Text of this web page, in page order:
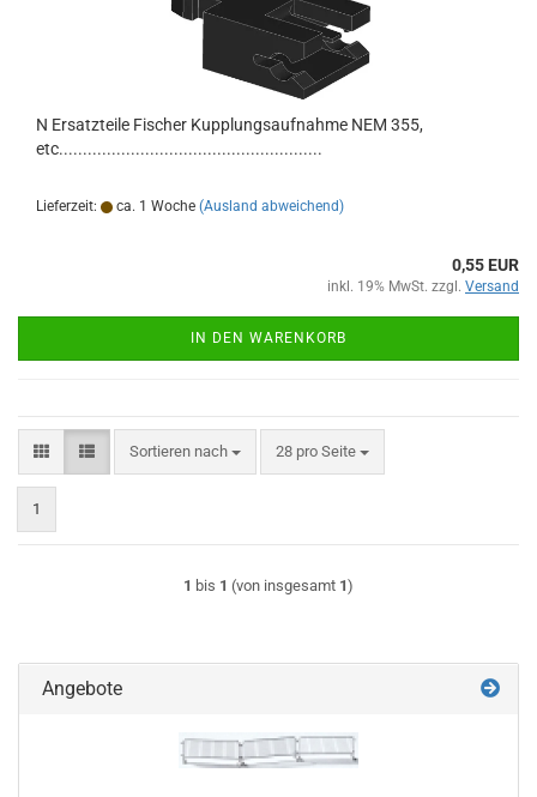
N Ersatzteile Fischer Kupplungsaufnahme NEM 355,
etc.......................................................
Lieferzeit: ca. 1 Woche (Ausland abweichend)
0,55 EUR
inkl. 19% MwSt. zzgl. Versand
IN DEN WARENKORB
Sortieren nach
Sortieren nach 28 pro Seite
pro Seite
1
1 bis 1 (von insgesamt 1)
Angebote